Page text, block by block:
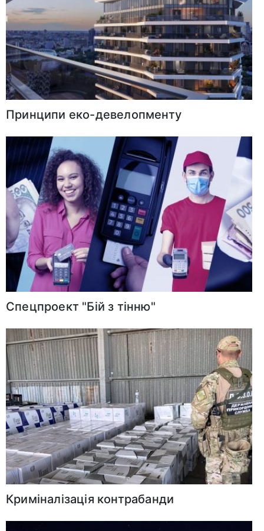
Принципи еко-девелопменту
Спецпроект "Бій з тінню"
Криміналізація контрабанди